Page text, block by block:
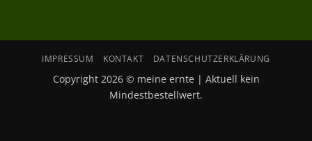
IMPRESSUM KONTAKT DATENSCHUTZERKLÄRUNG
Copyright 2026 © meine ernte | Aktuell kein
Mindestbestellwert.